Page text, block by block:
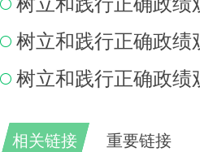
相关链接 重要链接